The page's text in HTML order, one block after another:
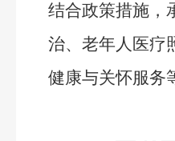
结合政策措施，
治、老年人医疗
健康与关怀服务